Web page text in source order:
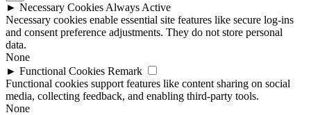
► Necessary Cookies Always Active
Necessary cookies enable essential site features like secure log-ins
and consent preference adjustments. They do not store personal
data.
None
► Functional Cookies Remark
Functional cookies support features like content sharing on social
media, collecting feedback, and enabling third-party tools.
None